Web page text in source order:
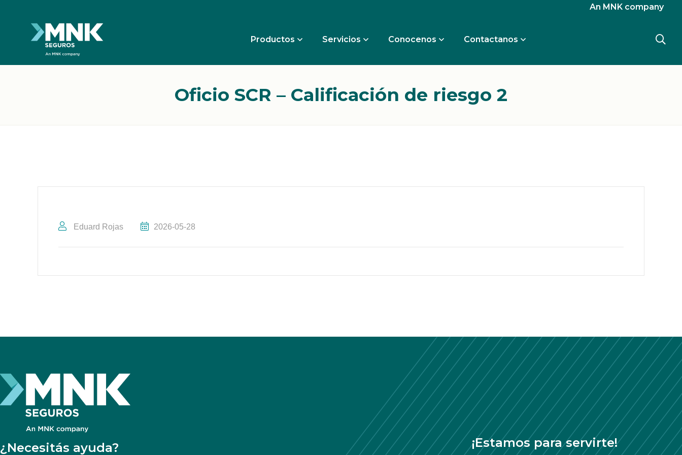
An MNK company
Productos Servicios Conocenos Contactanos
Oficio SCR – Calificación de riesgo 2
Eduard Rojas 2026-05-28
¿Necesitás ayuda? ¡Estamos para servirte!